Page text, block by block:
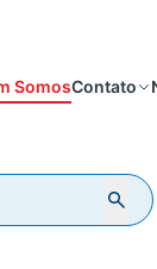
SomosContato